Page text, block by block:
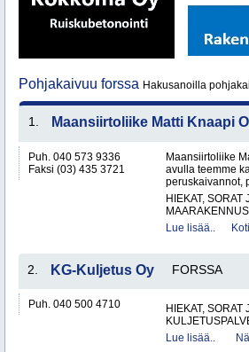
Pohjakaivuu forssa Hakusanoilla
1. Maansiirtoliike Matti Knaapi
Puh. 040 573 9336
Faksi (03) 435 3721
Maansiirtoliike
avulla teemme
peruskaivannot,
HIEKAT, SORAT
Lue lisää..
2. KG-Kuljetus Oy FORSSA
Puh. 040 500 4710
HIEKAT, SORAT
Lue lisää..